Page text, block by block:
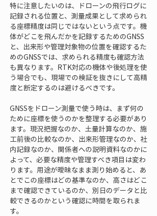
特に注意したいのは、ドローンの飛行ログに
記録される位置と、測量成果として求められ
る座標精度は同じではないという点です。機
体がどこを飛んだかを記録するためのGNSS
と、出来形や管理対象物の位置を確認するた
めのGNSSでは、求められる精度も確認方法
も異なります。RTK対応の機体や後処理を使
う場合でも、現場での検証を抜きにして高精
度と断定するのは避けるべきです。
GNSSをドローン測量で使う時は、まず何の
ために座標を使うのかを整理する必要があり
ます。現況把握なのか、土量計算なのか、施
工前後の比較なのか、出来形管理なのか、社
内記録なのか、関係者への説明資料なのかに
よって、必要な精度や管理すべき項目は変わ
ります。用途が曖昧なまま測り始めると、あ
とでこの座標はどの基準なのか、高さはどこ
まで確認できているのか、別日のデータと比
較できるのかという確認に時間を取られま
す。